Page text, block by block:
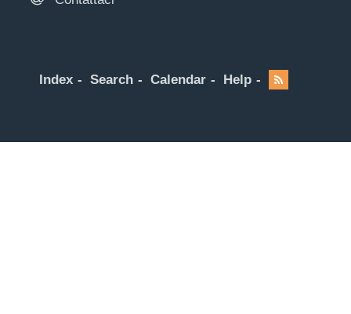
Index Search Calendar Help